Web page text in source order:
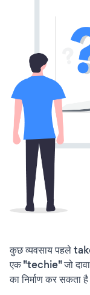
कुछ व्यवसाय पहले
एक "techie" जो
का निर्माण कर सकता